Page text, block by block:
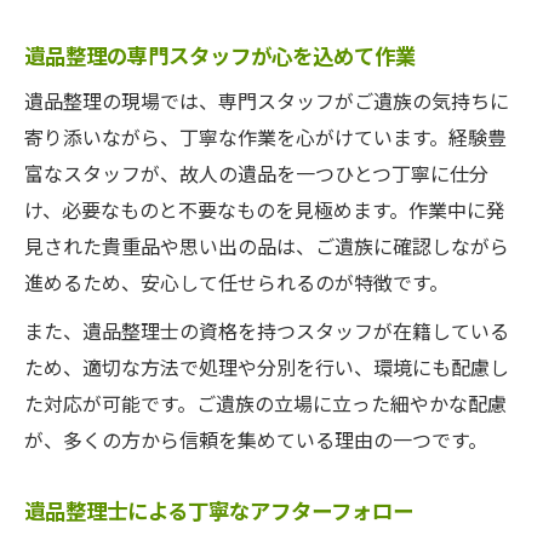
遺品整理の専門スタッフが心を込めて作業
遺品整理の現場では、専門スタッフがご遺族の気持ちに
寄り添いながら、丁寧な作業を心がけています。経験豊
富なスタッフが、故人の遺品を一つひとつ丁寧に仕分
け、必要なものと不要なものを見極めます。作業中に発
見された貴重品や思い出の品は、ご遺族に確認しながら
進めるため、安心して任せられるのが特徴です。
また、遺品整理士の資格を持つスタッフが在籍している
ため、適切な方法で処理や分別を行い、環境にも配慮し
た対応が可能です。ご遺族の立場に立った細やかな配慮
が、多くの方から信頼を集めている理由の一つです。
遺品整理士による丁寧なアフターフォロー